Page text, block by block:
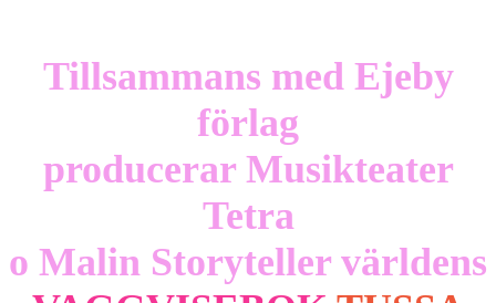
Tillsammans med Ejeby
förlag
producerar Musikteater
Tetra
o Malin Storyteller världens